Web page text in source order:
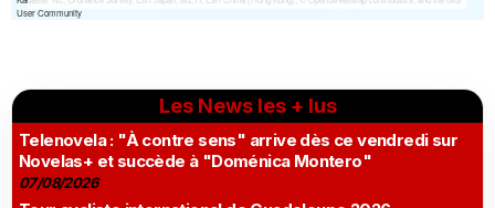
Les News les + lus
Telenovela : "À contre sens" arrive dès ce vendredi sur
Novelas+ et succède à "Doménica Montero"
07/08/2026